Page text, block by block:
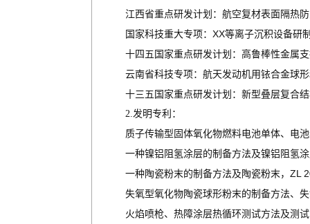
江西省重点研发计划：航空复材表面隔热
国家科技重大专项：XX等离子沉积设备研
十四五国家重点研发计划：高鲁棒性金属
云南省科技专项：航天发动机用铱合金球
十三五国家重点研发计划：新型叠层复合
2.发明专利：
质子传输型固体氧化物燃料电池单体、电
一种镍铝阻氢涂层的制备方法及镍铝阻氢
一种陶瓷粉末的制备方法及陶瓷粉末，ZL
失氧型氧化物陶瓷球形粉末的制备方法、
火焰喷枪、热障涂层热循环测试方法及测